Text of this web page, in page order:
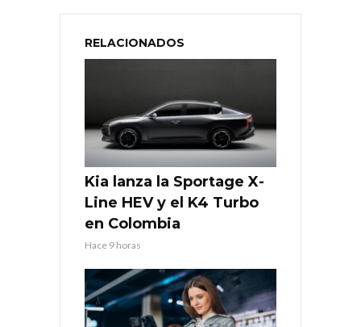
RELACIONADOS
Kia lanza la Sportage X-
Line HEV y el K4 Turbo
en Colombia
Hace 9 horas